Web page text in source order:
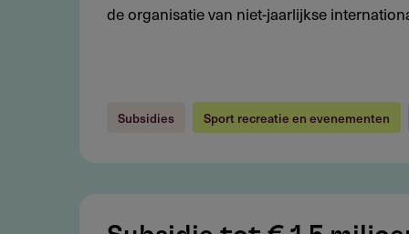
voor
de organisatie van niet-jaarlijkse
Subsidies Sport recreatie en evenementen